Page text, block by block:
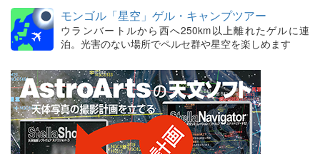
モンゴル「星空」ゲル・キャンプツアー
ウランバートルから西へ250km以上離れたゲルに連
泊。光害のない場所でペルセ群や星空を楽しめます